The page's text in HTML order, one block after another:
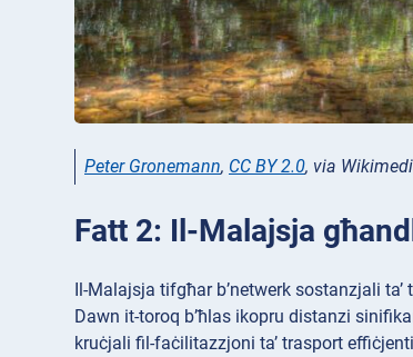
Peter Gronemann, CC BY 2.0, via
Fatt 2: Il-Malajsja
Il-Malajsja tifgħar b’netwerk sostanzjali
Dawn it-toroq b’ħlas ikopru distanzi
kruċjali fil-faċilitazzjoni ta’ trasport